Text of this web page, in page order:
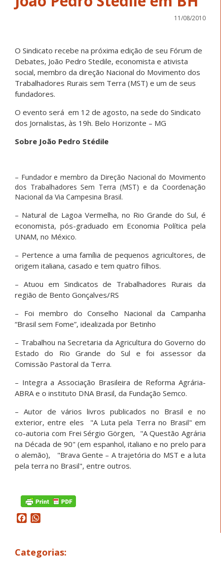
11/08/2010
O Sindicato recebe na próxima edição de seu Fórum de
Debates, João Pedro Stedile, economista e ativista
social, membro da direção Nacional do Movimento dos
Trabalhadores Rurais sem Terra (MST) e um de seus
fundadores.
O evento será em 12 de agosto, na sede do Sindicato
dos Jornalistas, às 19h. Belo Horizonte – MG
Sobre João Pedro Stédile
– Fundador e membro da Direção Nacional do Movimento
dos Trabalhadores Sem Terra (MST) e da Coordenação
Nacional da Via Campesina Brasil.
– Natural de Lagoa Vermelha, no Rio Grande do Sul, é
economista, pós-graduado em Economia Política pela
UNAM, no México.
– Pertence a uma família de pequenos agricultores, de
origem italiana, casado e tem quatro filhos.
– Atuou em Sindicatos de Trabalhadores Rurais da
região de Bento Gonçalves/RS
– Foi membro do Conselho Nacional da Campanha
“Brasil sem Fome”, idealizada por Betinho
– Trabalhou na Secretaria da Agricultura do Governo do
Estado do Rio Grande do Sul e foi assessor da
Comissão Pastoral da Terra.
– Integra a Associação Brasileira de Reforma Agrária-
ABRA e o instituto DNA Brasil, da Fundação Semco.
– Autor de vários livros publicados no Brasil e no
exterior, entre eles "A Luta pela Terra no Brasil" em
co-autoria com Frei Sérgio Görgen, "A Questão Agrária
na Década de 90" (em espanhol, italiano e no prelo para
o alemão), "Brava Gente – A trajetória do MST e a luta
pela terra no Brasil", entre outros.
Facebook
Categorias: